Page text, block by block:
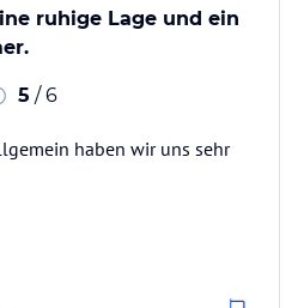
ruhige Lage und ein
5 / 6
haben wir uns sehr